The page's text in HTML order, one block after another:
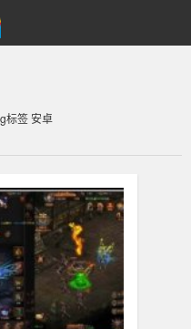
下载站
标签 安卓